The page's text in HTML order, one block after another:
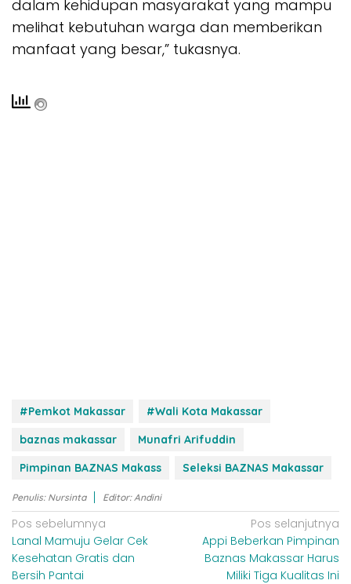
dalam kehidupan masyarakat yang mampu
melihat kebutuhan warga dan memberikan
manfaat yang besar,” tukasnya.
#Pemkot Makassar
#Wali Kota Makassar
baznas makassar
Munafri Arifuddin
Pimpinan BAZNAS Makass
Seleksi BAZNAS Makassar
Penulis: Nursinta Editor: Andini
N
a
v
Pos sebelumnya
Lanal Mamuju Gelar Cek
Kesehatan Gratis dan
Bersih Pantai
Pos selanjutnya
Appi Beberkan Pimpinan
Baznas Makassar Harus
Miliki Tiga Kualitas Ini